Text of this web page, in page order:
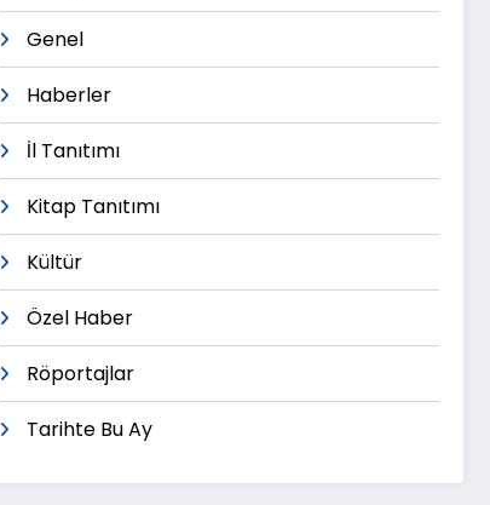
Genel
Haberler
İl Tanıtımı
Kitap Tanıtımı
Kültür
Özel Haber
Röportajlar
Tarihte Bu Ay